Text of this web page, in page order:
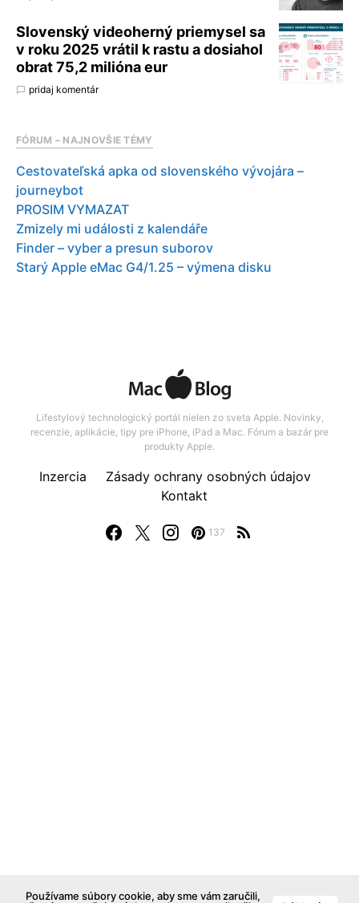
Slovenský videoherný priemysel sa
v roku 2025 vrátil k rastu a dosiahol
obrat 75,2 milióna eur
pridaj komentár
FÓRUM – NAJNOVŠIE TÉMY
Cestovateľská apka od slovenského vývojára –
journeybot
PROSIM VYMAZAT
Zmizely mi události z kalendáře
Finder – vyber a presun suborov
Starý Apple eMac G4/1.25 – výmena disku
Lifestylový technologický portál nielen zo sveta Apple. Novinky,
recenzie, aplikácie, tipy pre iPhone, iPad a Mac. Fórum a bazár pre
produkty Apple.
137
Inzercia
Zásady ochrany osobných údajov
Kontakt
Používame súbory cookie, aby sme vám zaručili,